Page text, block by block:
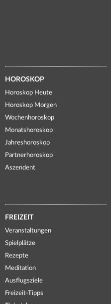
HOROSKOP
Horoskop Heute
Horoskop Morgen
Wochenhoroskop
Monatshoroskop
Jahreshoroskop
Partnerhoroskop
Aszendent
FREIZEIT
Veranstaltungen
Spielplätze
Rezepte
Meditation
Ausflugsziele
Freizeit-Tipps